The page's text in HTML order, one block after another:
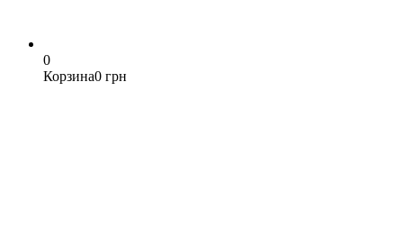
0
Корзина0 грн